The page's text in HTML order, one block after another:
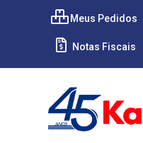
Meus Pedidos
Notas Fiscais